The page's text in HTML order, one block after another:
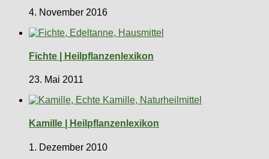
4. November 2016
Fichte | Heilpflanzenlexikon
23. Mai 2011
Kamille | Heilpflanzenlexikon
1. Dezember 2010